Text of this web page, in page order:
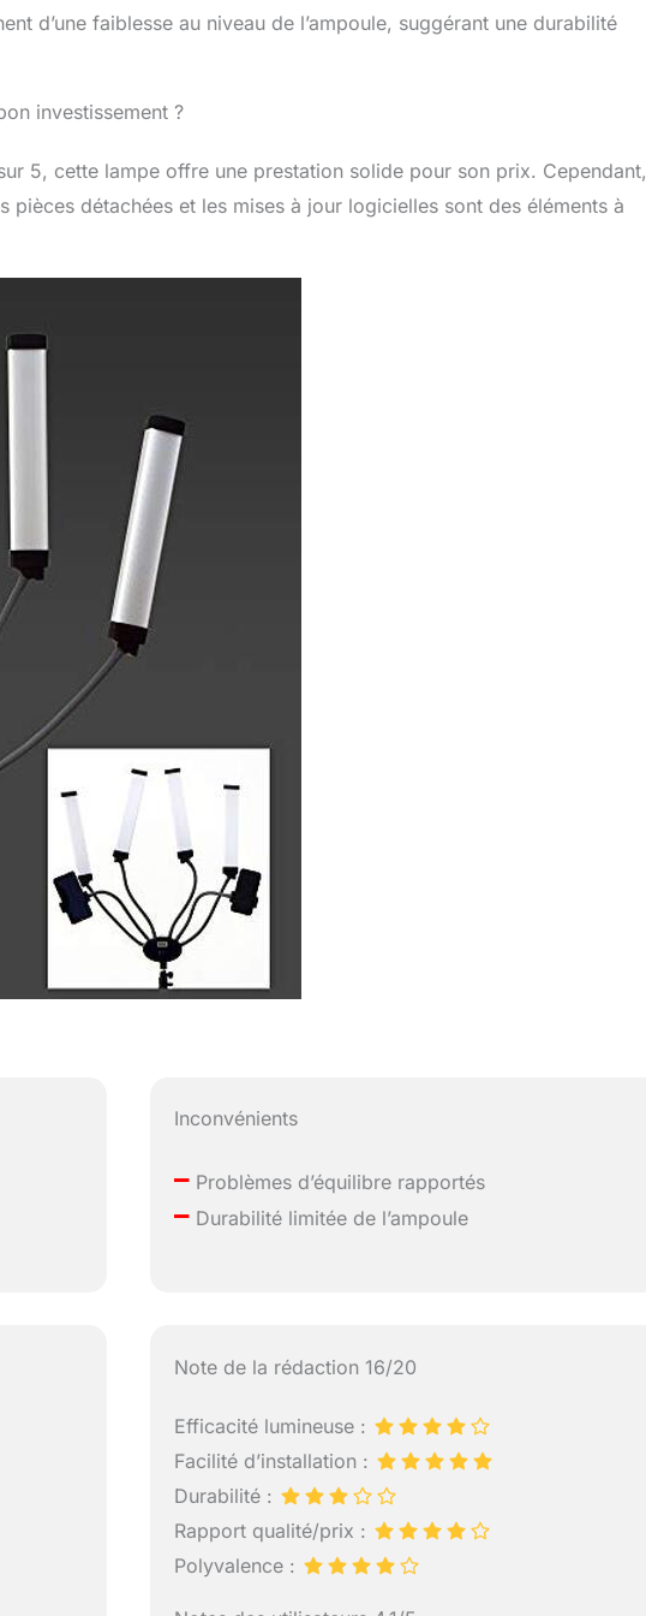
d’une faiblesse au niveau de l’ampoule, suggérant une durabilité
investissement ?
5, cette lampe offre une prestation solide pour son prix. Cependant,
pièces détachées et les mises à jour logicielles sont des éléments à
Inconvénients
– Problèmes d’équilibre rapportés
– Durabilité limitée de l’ampoule
Note de la rédaction 16/20
Efficacité lumineuse :
Facilité d’installation :
Durabilité :
Rapport qualité/prix :
Polyvalence :